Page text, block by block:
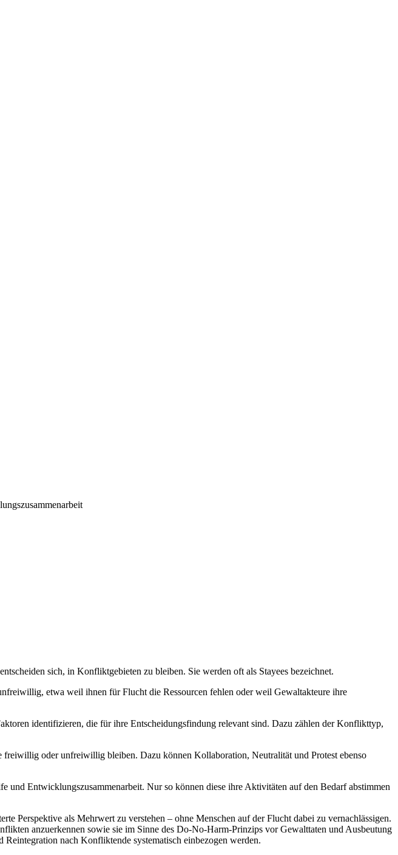
sich, in Konfliktgebieten zu bleiben. Sie werden oft als Stayees bezeichnet.
etwa weil ihnen für Flucht die Ressourcen fehlen oder weil Gewaltakteure ihre
identifizieren, die für ihre Entscheidungsfindung relevant sind. Dazu zählen der Konflikttyp,
freiwillig oder unfreiwillig bleiben. Dazu können Kollaboration, Neutralität und Protest ebenso
und Entwicklungszusammen­arbeit. Nur so können diese ihre Aktivitäten auf den Bedarf abstimmen
Perspektive als Mehrwert zu verstehen – ohne Menschen auf der Flucht dabei zu vernachlässigen.
anzuerkennen sowie sie im Sinne des Do-No-Harm-Prinzips vor Gewalttaten und Ausbeutung
nach Konfliktende systematisch einbezogen werden.